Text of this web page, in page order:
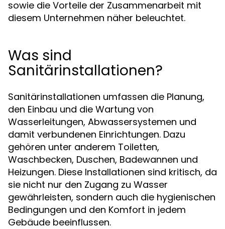
sowie die Vorteile der Zusammenarbeit mit
diesem Unternehmen näher beleuchtet.
Was sind
Sanitärinstallationen?
Sanitärinstallationen umfassen die Planung,
den Einbau und die Wartung von
Wasserleitungen, Abwassersystemen und
damit verbundenen Einrichtungen. Dazu
gehören unter anderem Toiletten,
Waschbecken, Duschen, Badewannen und
Heizungen. Diese Installationen sind kritisch, da
sie nicht nur den Zugang zu Wasser
gewährleisten, sondern auch die hygienischen
Bedingungen und den Komfort in jedem
Gebäude beeinflussen.